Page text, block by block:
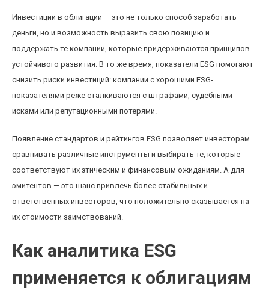
Инвестиции в облигации — это не только способ заработать
деньги, но и возможность выразить свою позицию и
поддержать те компании, которые придерживаются принципов
устойчивого развития. В то же время, показатели ESG помогают
снизить риски инвестиций: компании с хорошими ESG-
показателями реже сталкиваются с штрафами, судебными
исками или репутационными потерями.
Появление стандартов и рейтингов ESG позволяет инвесторам
сравнивать различные инструменты и выбирать те, которые
соответствуют их этическим и финансовым ожиданиям. А для
эмитентов — это шанс привлечь более стабильных и
ответственных инвесторов, что положительно сказывается на
их стоимости заимствований.
Как аналитика ESG
применяется к облигациям